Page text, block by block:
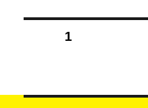
Pagination
1